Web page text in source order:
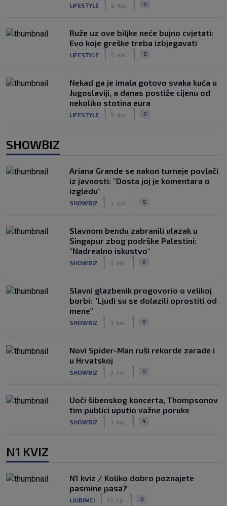
LIFESTYLE 5. kol. 0
Ruže uz ove biljke neće bujno cvjetati:
Evo koje greške treba izbjegavati
LIFESTYLE 5. kol. 0
Nekad ga je imala gotovo svaka kuća u
Jugoslaviji, a danas postiže cijenu od
nekoliko stotina eura
LIFESTYLE 5. kol. 0
SHOWBIZ
Ariana Grande se nakon turneje povlači
iz javnosti: "Dosta joj je komentara o
izgledu"
SHOWBIZ 4. kol. 0
Slavnom bendu zabranili ulazak u
Singapur zbog podrške Palestini:
"Nadrealno iskustvo"
SHOWBIZ 3. kol. 0
Slavni glazbenik progovorio o velikoj
borbi: "Ljudi su se dolazili oprostiti od
mene"
SHOWBIZ 3. kol. 0
Novi Spider-Man ruši rekorde zarade i
u Hrvatskoj
SHOWBIZ 3. kol. 0
Uoči šibenskog koncerta, Thompsonov
tim publici uputio važne poruke
SHOWBIZ 3. kol. 4
N1 KVIZ
N1 kviz / Koliko dobro poznajete
pasmine pasa?
LJUBIMCI 13. lip. 0